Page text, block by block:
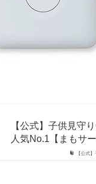
【公式
【公式】子供見守
人気No.1【まもサー